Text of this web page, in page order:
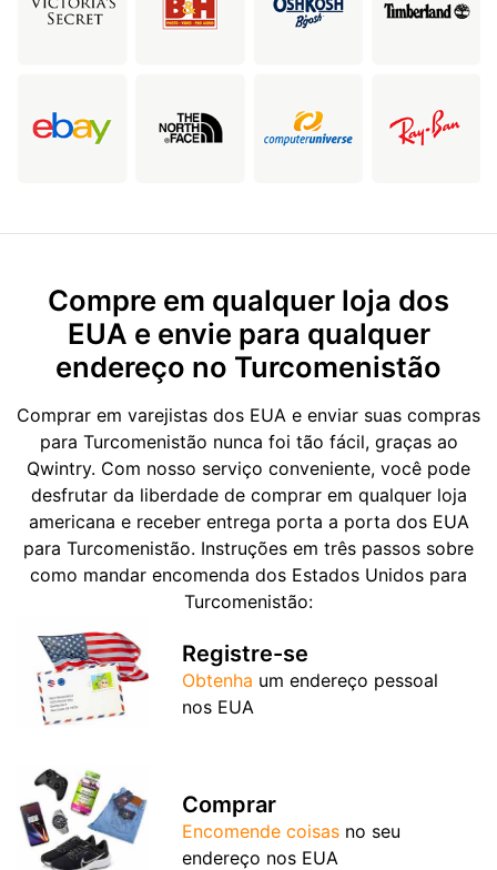
Compre em qualquer loja dos
EUA e envie para qualquer
endereço no Turcomenistão
Comprar em varejistas dos EUA e enviar suas compras
para Turcomenistão nunca foi tão fácil, graças ao
Qwintry. Com nosso serviço conveniente, você pode
desfrutar da liberdade de comprar em qualquer loja
americana e receber entrega porta a porta dos EUA
para Turcomenistão. Instruções em três passos sobre
como mandar encomenda dos Estados Unidos para
Turcomenistão:
Registre-se
Obtenha um endereço pessoal
nos EUA
Comprar
Encomende coisas no seu
endereço nos EUA